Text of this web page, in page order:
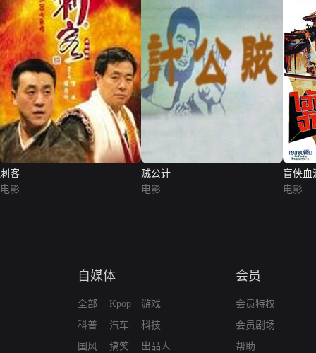
刺客
电影
贼公计
电影
盲侠血
电影
自媒体
全部
科普
国风
Kpop
汽车
搞笑
游戏
科技
出品人
会员
会员特权
会员剧场
帮助